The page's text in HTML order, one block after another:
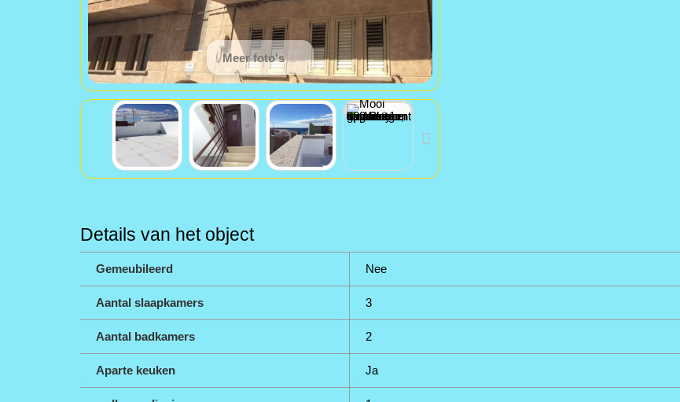
Meer foto's
Details van het object
Gemeubileerd Nee
Aantal slaapkamers 3
Aantal badkamers 2
Aparte keuken Ja